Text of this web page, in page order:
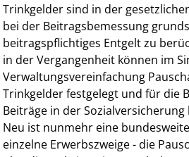
Trinkgelder sind in der
bei der Beitragsbemessung
beitragspflichtiges Entgelt zu
in der Vergangenheit können im
Verwaltungsvereinfachung
Trinkgelder festgelegt und für die
Beiträge in der
Neu ist nunmehr eine
einzelne Erwerbszweige - die